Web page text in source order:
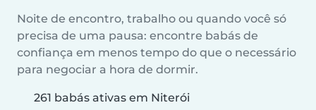
Noite de encontro, trabalho ou quando você só
precisa de uma pausa: encontre babás de
confiança em menos tempo do que o necessário
para negociar a hora de dormir.
261 babás ativas em Niterói